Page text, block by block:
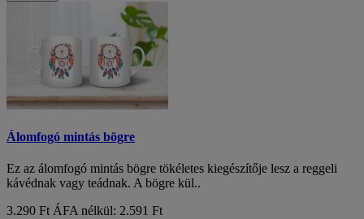
Álomfogó mintás bögre
Ez az álomfogó mintás bögre tökéletes kiegészítője lesz a reggeli
kávédnak vagy teádnak. A bögre kül..
3.290 Ft ÁFA nélkül: 2.591 Ft